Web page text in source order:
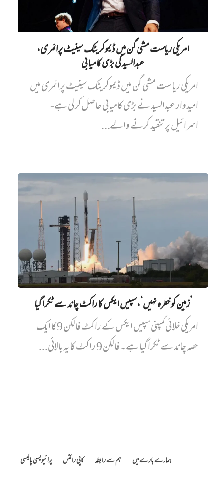
امریکی ریاست مشی گن میں ڈیموکریٹک سینیٹ پرائمری،
عبدالسید کی بڑی کامیابی
امریکی ریاست مشی گن میں ڈیموکریٹک سینیٹ پرائمری میں‌
امیدوار عبدالسید نے بڑی کامیابی حاصل کر لی ہے-
اسرائیل پر تنقید کرنے والے...
’زمین کو خطرہ نہیں‘، سپیس ایکس کا راکٹ چاند سے ٹکرا گیا
امریکی خلائی کمپنی سپیس ایکس کے راکٹ فالکن 9 کا ایک
حصہ چاند سے ٹکرا گیا ہے۔ فالکن 9 راکٹ کا یہ بالائی...
ہمارے بارے میں ہم سے رابطہ کاپی رائٹس پرائیویسی پالیسی